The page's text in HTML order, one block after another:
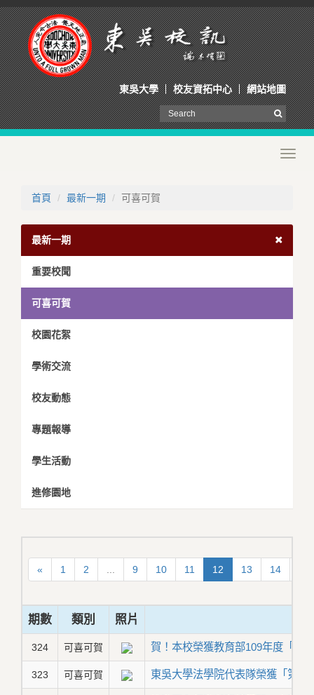
東吳大學 校友資拓中心 網站地圖
首頁 最新一期 可喜可賀
最新一期
重要校聞
可喜可賀
校園花絮
學術交流
校友動態
專題報導
學生活動
進修園地
« 1 2 9 10 11 12 13 14
期數 類別 照片
324 可喜可賀 賀！本校榮獲教育部109年度「大
323 可喜可賀 東吳大學法學院代表隊榮獲「第